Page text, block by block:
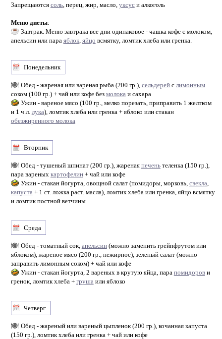
Запрещаются соль, перец, жир, масло, уксуси алкоголь
Меню диеты:
Завтрак. Меню завтрака все дни одинаковое - чашка кофе с молоком,
апельсин или пара яблок, яйцо всмятку, ломтик хлеба или гренка.
Понедельник
Обед - жареная или вареная рыба (200 гр.), сельдерейс лимонным
соком (100 гр.) + чай или кофе без молока и сахара
Ужин - вареное мясо (100 гр., мелко порезать, приправить 1 желтком
и 1 ч.л. лука), ломтик хлеба или гренка + яблоко или стакан
обезжиренного молока
Вторник
Обед - тушеный шпинат (200 гр.), жареная печеньтеленка (150 гр.),
пара вареных картофелин+ чай или кофе
Ужин - стакан йогурта, овощной салат (помидоры, морковь, свекла
капуста + 1 ст. ложка раст. масла), ломтик хлеба или гренка, яйцо всмятку
и ломтик постной ветчины
Среда
Обед - томатный сок, апельсин(можно заменить грейпфрутом или
яблоком), жареное мясо (200 гр., нежирное), зеленый салат (можно
заправить лимонным соком) + чай или кофе
Ужин - стакан йогурта, 2 вареных в крутую яйца, пара помидорови
гренок, ломтик хлеба + груша или яблоко
Четверг
Обед - жареный или вареный цыпленок (200 гр.), кочанная капуста
(150 гр.), ломтик хлеба или гренка + чай или кофе